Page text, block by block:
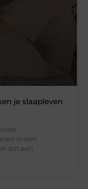
je slaapleven
in een
dat een